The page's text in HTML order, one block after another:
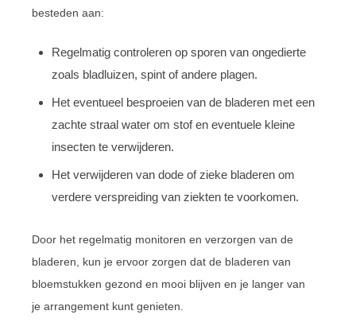
besteden aan:
Regelmatig controleren op sporen van ongedierte
zoals bladluizen, spint of andere plagen.
Het eventueel besproeien van de bladeren met een
zachte straal water om stof en eventuele kleine
insecten te verwijderen.
Het verwijderen van dode of zieke bladeren om
verdere verspreiding van ziekten te voorkomen.
Door het regelmatig monitoren en verzorgen van de
bladeren, kun je ervoor zorgen dat de bladeren van
bloemstukken gezond en mooi blijven en je langer van
je arrangement kunt genieten.